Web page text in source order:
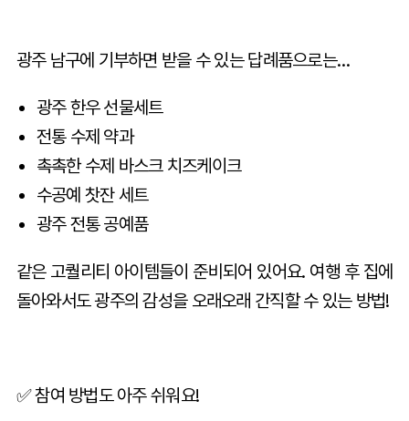
광주 남구에 기부하면 받을 수 있는 답례품으로는…
광주 한우 선물세트
전통 수제 약과
촉촉한 수제 바스크 치즈케이크
수공예 찻잔 세트
광주 전통 공예품
같은 고퀄리티 아이템들이 준비되어 있어요. 여행 후 집에
돌아와서도 광주의 감성을 오래오래 간직할 수 있는 방법!
✅ 참여 방법도 아주 쉬워요!